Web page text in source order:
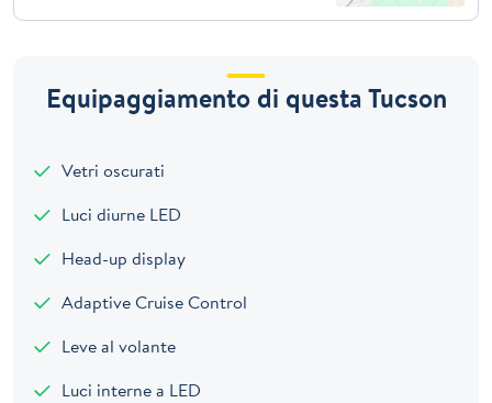
Equipaggiamento di questa Tucson
Vetri oscurati
Luci diurne LED
Head-up display
Adaptive Cruise Control
Leve al volante
Luci interne a LED